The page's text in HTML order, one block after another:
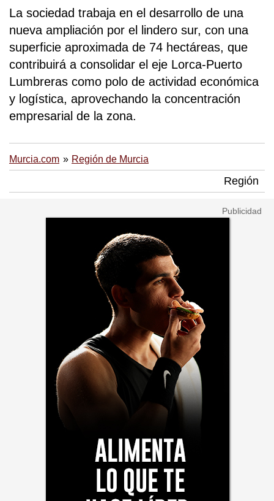
La sociedad trabaja en el desarrollo de una
nueva ampliación por el lindero sur, con una
superficie aproximada de 74 hectáreas, que
contribuirá a consolidar el eje Lorca-Puerto
Lumbreras como polo de actividad económica
y logística, aprovechando la concentración
empresarial de la zona.
Murcia.com Región de Murcia
Región